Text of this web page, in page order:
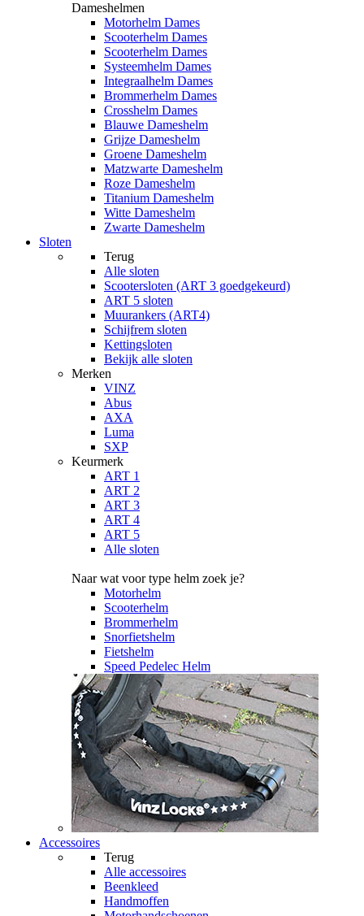
Dameshelmen
Motorhelm Dames
Scooterhelm Dames
Scooterhelm Dames
Systeemhelm Dames
Integraalhelm Dames
Brommerhelm Dames
Crosshelm Dames
Blauwe Dameshelm
Grijze Dameshelm
Groene Dameshelm
Matzwarte Dameshelm
Roze Dameshelm
Titanium Dameshelm
Witte Dameshelm
Zwarte Dameshelm
Sloten
Terug
Alle sloten
Scootersloten (ART 3 goedgekeurd)
ART 5 sloten
Muurankers (ART4)
Schijfrem sloten
Kettingsloten
Bekijk alle sloten
Merken
VINZ
Abus
AXA
Luma
SXP
Keurmerk
ART 1
ART 2
ART 3
ART 4
ART 5
Alle sloten
Naar wat voor type helm zoek je?
Motorhelm
Scooterhelm
Brommerhelm
Snorfietshelm
Fietshelm
Speed Pedelec Helm
Accessoires
Terug
Alle accessoires
Beenkleed
Handmoffen